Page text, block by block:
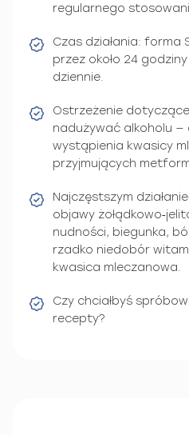
regularnego
Czas działania: forma
przez około 24
dziennie.
Ostrzeżenie
nadużywać alkoholu —
wystąpienia kwasicy
przyjmujących
Najczęstszym
objawy
nudności, biegunka,
rzadko niedobór
kwasica mleczanowa.
Czy chciałbyś
recepty?